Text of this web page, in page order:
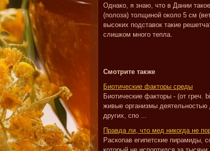
Однако, я знаю, что в Дании
(полоза) толщиной около 5 см
высоких подставок такие
слишком много тепла.
Смотрите также
Биотические факторы среды
Биотические факторы - (от греч.
живые организмы
других, спо ...
Правда ли, что мед никогда не
Раскопав египетские пирамиды,